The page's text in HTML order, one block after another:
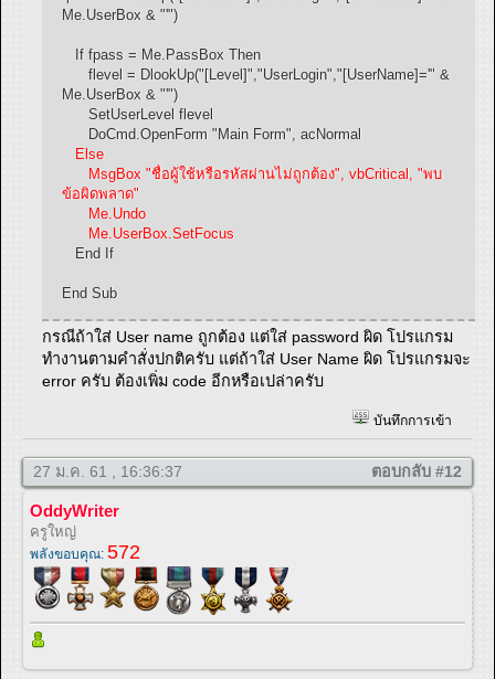
Me.UserBox & "'")
If fpass = Me.PassBox Then
flevel = DlookUp("[Level]","UserLogin","[UserName]='" &
Me.UserBox & "'")
SetUserLevel flevel
DoCmd.OpenForm "Main Form", acNormal
Else
MsgBox "ชื่อผู้ใช้หรือรหัสผ่านไม่ถูกต้อง", vbCritical, "พบ
ข้อผิดพลาด"
Me.Undo
Me.UserBox.SetFocus
End If
End Sub
กรณีถ้าใส่ User name ถูกต้อง แต่ใส่ password ผิด โปรแกรม
ทำงานตามคำสั่งปกติครับ แต่ถ้าใส่ User Name ผิด โปรแกรมจะ
error ครับ ต้องเพิ่ม code อีกหรือเปล่าครับ
บันทึกการเข้า
27 ม.ค. 61 , 16:36:37 ตอบกลับ #12
OddyWriter
ครูใหญ่
พลังขอบคุณ: 572